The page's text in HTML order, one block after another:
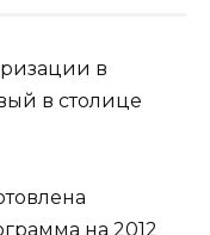
в
в столице
на 2012